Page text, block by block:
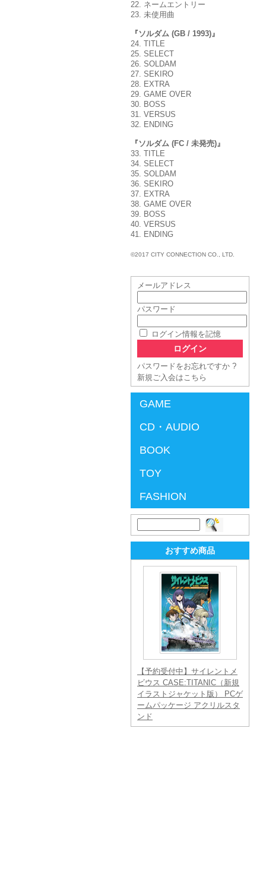
22. ネームエントリー
23. 未使用曲
『ソルダム (GB / 1993)』
24. TITLE
25. SELECT
26. SOLDAM
27. SEKIRO
28. EXTRA
29. GAME OVER
30. BOSS
31. VERSUS
32. ENDING
『ソルダム (FC / 未発売)』
33. TITLE
34. SELECT
35. SOLDAM
36. SEKIRO
37. EXTRA
38. GAME OVER
39. BOSS
40. VERSUS
41. ENDING
©2017 CITY CONNECTION CO., LTD.
メールアドレス
パスワード
ログイン情報を記憶
パスワードをお忘れですか ?
新規ご入会はこちら
GAME
CD・AUDIO
BOOK
TOY
FASHION
索:
おすすめ商品
【予約受付中】サイレントメ
ビウス CASE:TITANIC（新規
イラストジャケット版） PCゲ
ームパッケージ アクリルスタ
ンド